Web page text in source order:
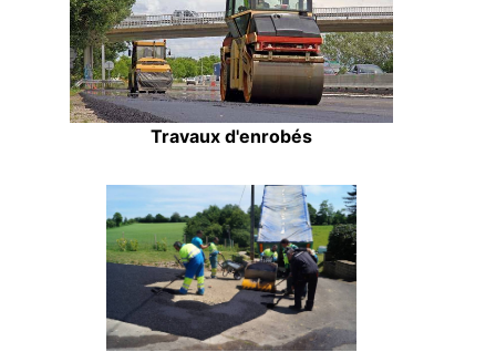
Travaux d'enrobés